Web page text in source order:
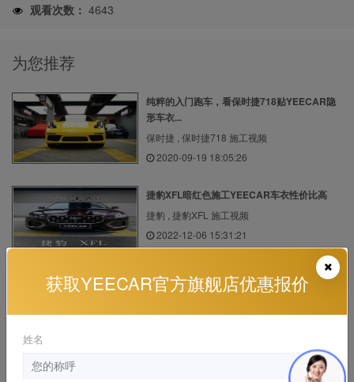
观看次数： 4643
为您推荐
纯粹的入门跑车，看保时捷718贴YEECAR隐
形车衣...
保时捷 , 保时捷718 施工视频
2020-09-19 18:05:26
捷豹XFL暗红色施工YEECAR车衣性价比高
捷豹 , 捷豹XFL 施工视频
2022-12-06 15:31:21
宝马5系贴YEECAR隐形车衣施工视频
2020-09-21 21:21:35
白色的车选择什么隐形车衣比较好？
获取YEECAR官方旗舰店优惠报价
姓名